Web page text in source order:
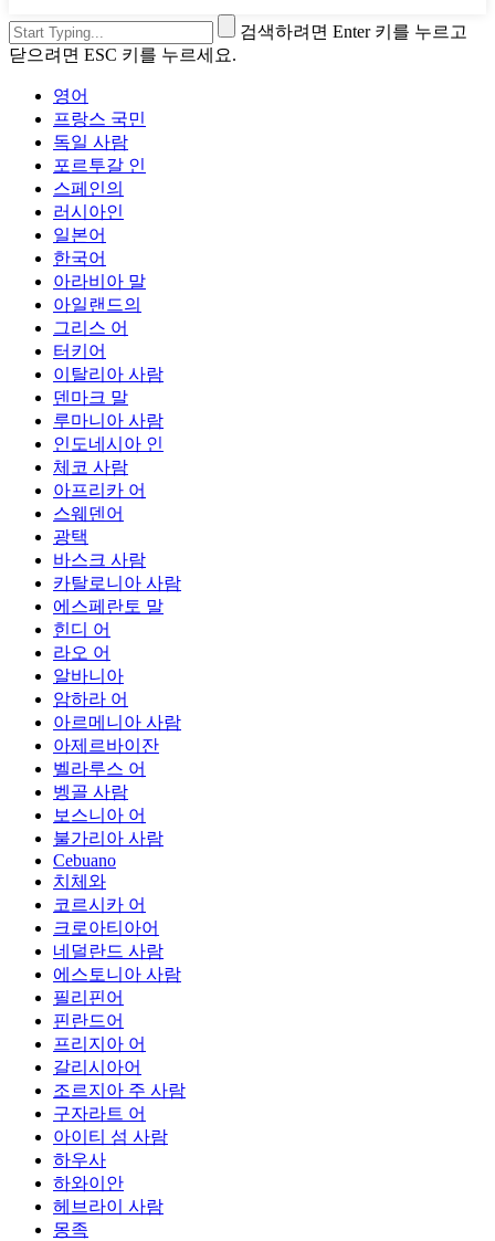
검색하려면 Enter 키를 누르고
닫으려면 ESC 키를 누르세요.
영어
프랑스 국민
독일 사람
포르투갈 인
스페인의
러시아인
일본어
한국어
아라비아 말
아일랜드의
그리스 어
터키어
이탈리아 사람
덴마크 말
루마니아 사람
인도네시아 인
체코 사람
아프리카 어
스웨덴어
광택
바스크 사람
카탈로니아 사람
에스페란토 말
힌디 어
라오 어
알바니아
암하라 어
아르메니아 사람
아제르바이잔
벨라루스 어
벵골 사람
보스니아 어
불가리아 사람
Cebuano
치체와
코르시카 어
크로아티아어
네덜란드 사람
에스토니아 사람
필리핀어
핀란드어
프리지아 어
갈리시아어
조르지아 주 사람
구자라트 어
아이티 섬 사람
하우사
하와이안
헤브라이 사람
몽족